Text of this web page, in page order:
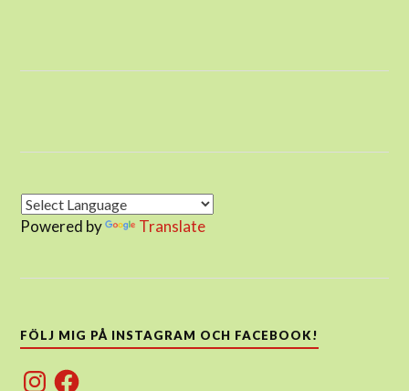
Powered by Translate
FÖLJ MIG PÅ INSTAGRAM OCH FACEBOOK!
InstagramFacebook